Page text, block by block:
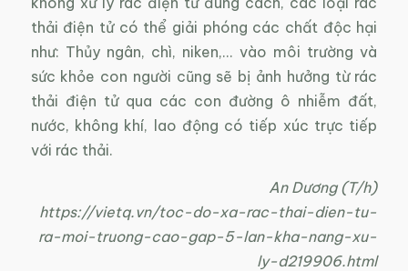
thải điện tử có thể giải phóng các chất độc hại
như: Thủy ngân, chì, niken,… vào môi trường và
sức khỏe con người cũng sẽ bị ảnh hưởng từ rác
thải điện tử qua các con đường ô nhiễm đất,
nước, không khí, lao động có tiếp xúc trực tiếp
với rác thải.
An Dương (T/h)
https://vietq.vn/toc-do-xa-rac-thai-dien-tu-
ra-moi-truong-cao-gap-5-lan-kha-nang-xu-
ly-d219906.html